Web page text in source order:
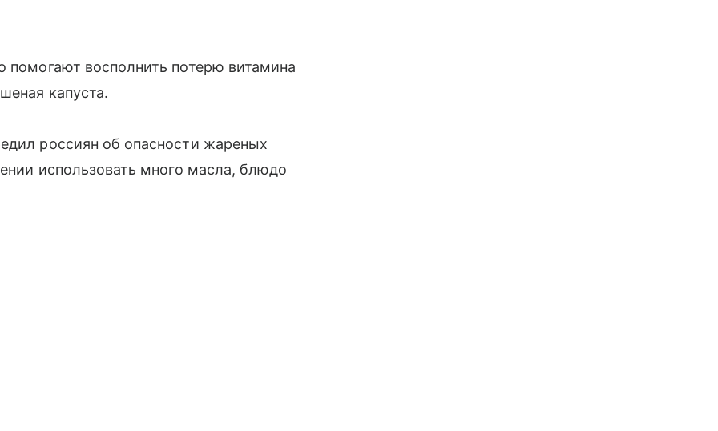
восполнить потерю витамина
капуста.
россиян об опасности жареных
использовать много масла, блюдо